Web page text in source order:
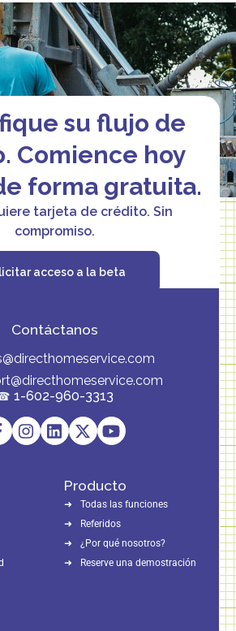
su flujo de
Comience hoy
forma gratuita.
tarjeta de crédito. Sin
compromiso.
acceso a la beta
Contáctanos
1-602-960-3313
Producto
Todas las funciones
Referidos
¿Por qué nosotros?
Reserve una demostración